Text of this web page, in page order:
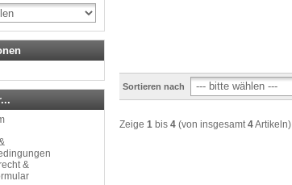
Sortieren nach
Zeige 1 bis 4 (von insgesamt4Artikeln)
&